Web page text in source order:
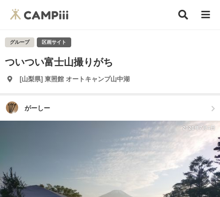
グループ 区画サイト
ついつい富士山撮りがち
[山梨県] 東照館 オートキャンプ山中湖
がーしー
2021年7月4日